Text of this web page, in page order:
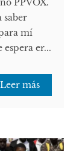
PPVOX.
saber
mí
er...
Leer más